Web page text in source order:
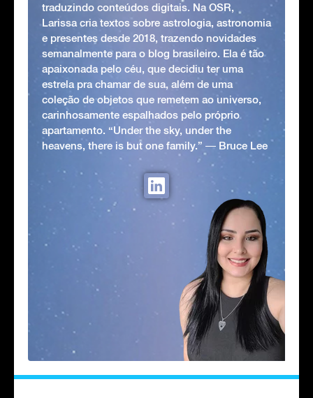
traduzindo conteúdos digitais. Na OSR,
Larissa cria textos sobre astrologia, astronomia
e presentes desde 2018, trazendo novidades
semanalmente para o blog brasileiro. Ela é tão
apaixonada pelo céu, que decidiu ter uma
estrela pra chamar de sua, além de uma
coleção de objetos que remetem ao universo,
carinhosamente espalhados pelo próprio
apartamento. “Under the sky, under the
heavens, there is but one family.” ― Bruce Lee